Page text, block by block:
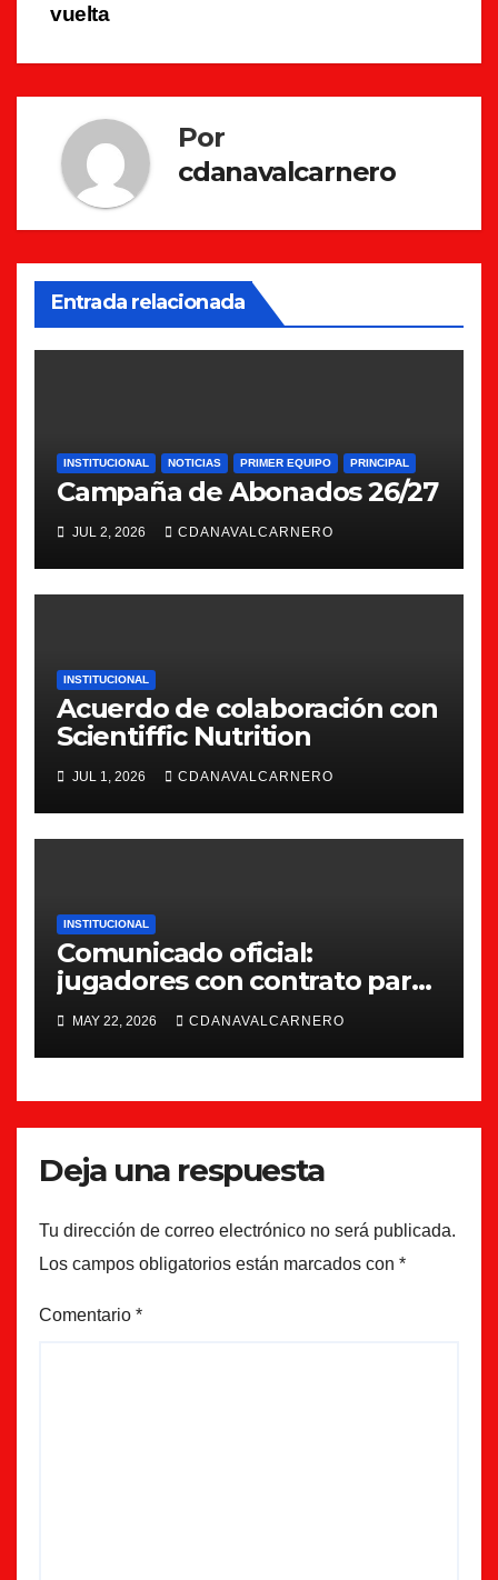
vuelta
Por
cdanavalcarnero
Entrada relacionada
INSTITUCIONAL NOTICIAS PRIMER EQUIPO PRINCIPAL
Campaña de Abonados 26/27
JUL 2, 2026 CDANAVALCARNERO
INSTITUCIONAL
Acuerdo de colaboración con
Scientiffic Nutrition
JUL 1, 2026 CDANAVALCARNERO
INSTITUCIONAL
Comunicado oficial:
jugadores con contrato para
la 26/27
MAY 22, 2026 CDANAVALCARNERO
Deja una respuesta
Tu dirección de correo electrónico no será publicada.
Los campos obligatorios están marcados con *
Comentario *